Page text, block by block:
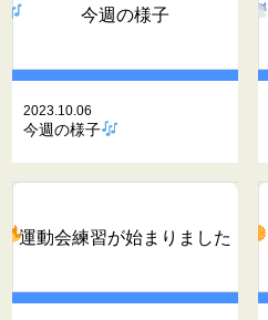
今週の様子
2023.10.06
今週の様子
運動会練習が始まりました